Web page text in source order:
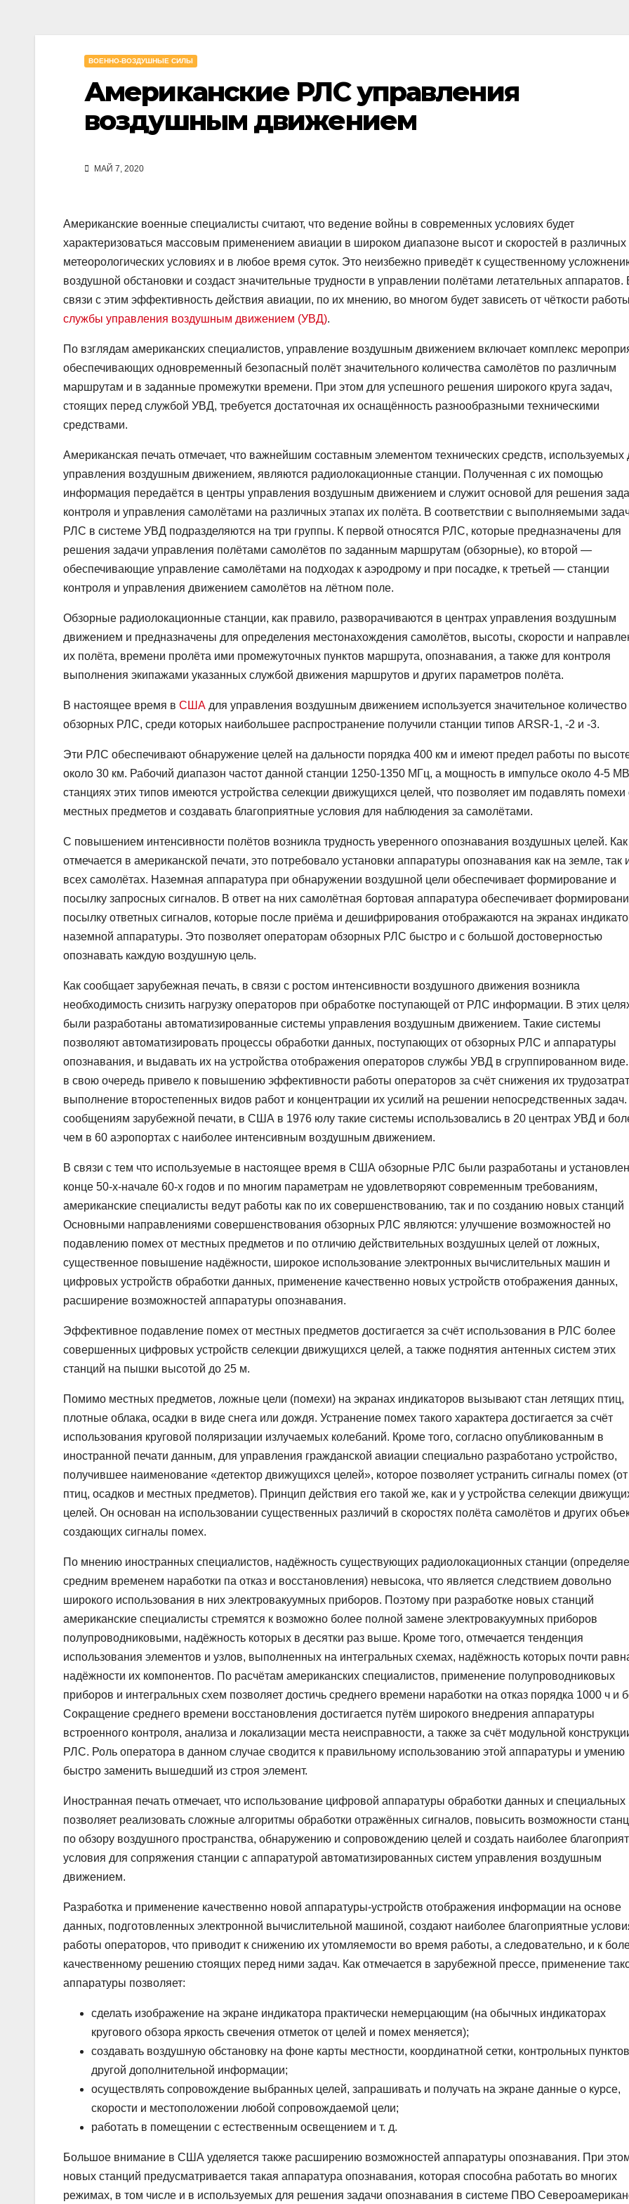
ВОЕННО-ВОЗДУШНЫЕ СИЛЫ
Американские РЛС управления
воздушным движением
МАЙ 7, 2020
Американские военные специалисты считают, что ведение войны в современных условиях будет
характеризоваться массовым применением авиации в широком диапазоне высот и скоростей в различных
метеорологических условиях и в любое время суток. Это неизбежно приведёт к существенному
воздушной обстановки и создаст значительные трудности в управлении полётами летательных аппаратов.
связи с этим эффективность действия авиации, по их мнению, во многом будет зависеть от чёткости работы
службы управления воздушным движением (УВД).
По взглядам американских специалистов, управление воздушным движением включает комплекс
обеспечивающих одновременный безопасный полёт значительного количества самолётов по различным
маршрутам и в заданные промежутки времени. При этом для успешного решения широкого круга задач,
стоящих перед службой УВД, требуется достаточная их оснащённость разнообразными техническими
средствами.
Американская печать отмечает, что важнейшим составным элементом технических средств, используемых
управления воздушным движением, являются радиолокационные станции. Полученная с их помощью
информация передаётся в центры управления воздушным движением и служит основой для решения
контроля и управления самолётами на различных этапах их полёта. В соответствии с выполняемыми
РЛС в системе УВД подразделяются на три группы. К первой относятся РЛС, которые предназначены для
решения задачи управления полётами самолётов по заданным маршрутам (обзорные), ко второй —
обеспечивающие управление самолётами на подходах к аэродрому и при посадке, к третьей — станции
контроля и управления движением самолётов на лётном поле.
Обзорные радиолокационные станции, как правило, разворачиваются в центрах управления воздушным
движением и предназначены для определения местонахождения самолётов, высоты, скорости и
их полёта, времени пролёта ими промежуточных пунктов маршрута, опознавания, а также для контроля
выполнения экипажами указанных службой движения маршрутов и других параметров полёта.
В настоящее время в США для управления воздушным движением используется значительное количество
обзорных РЛС, среди которых наибольшее распространение получили станции типов ARSR-1, -2 и -3.
Эти РЛС обеспечивают обнаружение целей на дальности порядка 400 км и имеют предел работы по
около 30 км. Рабочий диапазон частот данной станции 1250-1350 МГц, а мощность в импульсе около 4-5
станциях этих типов имеются устройства селекции движущихся целей, что позволяет им подавлять помехи
местных предметов и создавать благоприятные условия для наблюдения за самолётами.
С повышением интенсивности полётов возникла трудность уверенного опознавания воздушных целей. Как
отмечается в американской печати, это потребовало установки аппаратуры опознавания как на земле, так
всех самолётах. Наземная аппаратура при обнаружении воздушной цели обеспечивает формирование и
посылку запросных сигналов. В ответ на них самолётная бортовая аппаратура обеспечивает
посылку ответных сигналов, которые после приёма и дешифрирования отображаются на экранах
наземной аппаратуры. Это позволяет операторам обзорных РЛС быстро и с большой достоверностью
опознавать каждую воздушную цель.
Как сообщает зарубежная печать, в связи с ростом интенсивности воздушного движения возникла
необходимость снизить нагрузку операторов при обработке поступающей от РЛС информации. В этих
были разработаны автоматизированные системы управления воздушным движением. Такие системы
позволяют автоматизировать процессы обработки данных, поступающих от обзорных РЛС и аппаратуры
опознавания, и выдавать их на устройства отображения операторов службы УВД в сгруппированном
в свою очередь привело к повышению эффективности работы операторов за счёт снижения их
выполнение второстепенных видов работ и концентрации их усилий на решении непосредственных
сообщениям зарубежной печати, в США в 1976 юлу такие системы использовались в 20 центрах УВД и
чем в 60 аэропортах с наиболее интенсивным воздушным движением.
В связи с тем что используемые в настоящее время в США обзорные РЛС были разработаны и
конце 50-х-начале 60-х годов и по многим параметрам не удовлетворяют современным требованиям,
американские специалисты ведут работы как по их совершенствованию, так и по созданию новых станций
Основными направлениями совершенствования обзорных РЛС являются: улучшение возможностей но
подавлению помех от местных предметов и по отличию действительных воздушных целей от ложных,
существенное повышение надёжности, широкое использование электронных вычислительных машин и
цифровых устройств обработки данных, применение качественно новых устройств отображения данных,
расширение возможностей аппаратуры опознавания.
Эффективное подавление помех от местных предметов достигается за счёт использования в РЛС более
совершенных цифровых устройств селекции движущихся целей, а также поднятия антенных систем этих
станций на пышки высотой до 25 м.
Помимо местных предметов, ложные цели (помехи) на экранах индикаторов вызывают стан летящих птиц,
плотные облака, осадки в виде снега или дождя. Устранение помех такого характера достигается за счёт
использования круговой поляризации излучаемых колебаний. Кроме того, согласно опубликованным в
иностранной печати данным, для управления гражданской авиации специально разработано устройство,
получившее наименование «детектор движущихся целей», которое позволяет устранить сигналы помех (от
птиц, осадков и местных предметов). Принцип действия его такой же, как и у устройства селекции
целей. Он основан на использовании существенных различий в скоростях полёта самолётов и других
создающих сигналы помех.
По мнению иностранных специалистов, надёжность существующих радиолокационных станции
средним временем наработки па отказ и восстановления) невысока, что является следствием довольно
широкого использования в них электровакуумных приборов. Поэтому при разработке новых станций
американские специалисты стремятся к возможно более полной замене электровакуумных приборов
полупроводниковыми, надёжность которых в десятки раз выше. Кроме того, отмечается тенденция
использования элементов и узлов, выполненных на интегральных схемах, надёжность которых почти
надёжности их компонентов. По расчётам американских специалистов, применение полупроводниковых
приборов и интегральных схем позволяет достичь среднего времени наработки на отказ порядка 1000 ч и
Сокращение среднего времени восстановления достигается путём широкого внедрения аппаратуры
встроенного контроля, анализа и локализации места неисправности, а также за счёт модульной
РЛС. Роль оператора в данном случае сводится к правильному использованию этой аппаратуры и умению
быстро заменить вышедший из строя элемент.
Иностранная печать отмечает, что использование цифровой аппаратуры обработки данных и
позволяет реализовать сложные алгоритмы обработки отражённых сигналов, повысить возможности
по обзору воздушного пространства, обнаружению и сопровождению целей и создать наиболее
условия для сопряжения станции с аппаратурой автоматизированных систем управления воздушным
движением.
Разработка и применение качественно новой аппаратуры-устройств отображения информации на основе
данных, подготовленных электронной вычислительной машиной, создают наиболее благоприятные
работы операторов, что приводит к снижению их утомляемости во время работы, а следовательно, и к
качественному решению стоящих перед ними задач. Как отмечается в зарубежной прессе, применение
аппаратуры позволяет:
сделать изображение на экране индикатора практически немерцающим (на обычных индикаторах
кругового обзора яркость свечения отметок от целей и помех меняется);
создавать воздушную обстановку на фоне карты местности, координатной сетки, контрольных
другой дополнительной информации;
осуществлять сопровождение выбранных целей, запрашивать и получать на экране данные о курсе,
скорости и местоположении любой сопровождаемой цели;
работать в помещении с естественным освещением и т. д.
Большое внимание в США уделяется также расширению возможностей аппаратуры опознавания. При
новых станций предусматривается такая аппаратура опознавания, которая способна работать во многих
режимах, в том числе и в используемых для решения задачи опознавания в системе ПВО